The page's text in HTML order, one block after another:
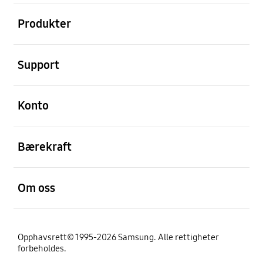
Produkter
Support
Konto
Bærekraft
Om oss
Opphavsrett© 1995-2026 Samsung. Alle rettigheter
forbeholdes.